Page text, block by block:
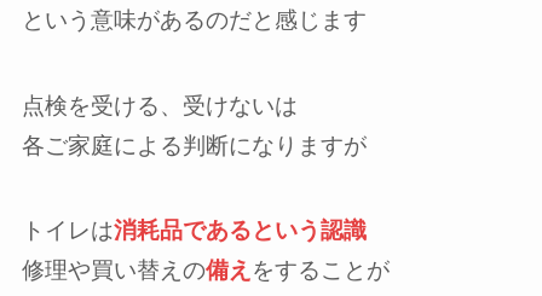
という意味があるのだと感じます
点検を受ける、受けないは
各ご家庭による判断になりますが
トイレは消耗品であるという認識
修理や買い替えの備え をすることが